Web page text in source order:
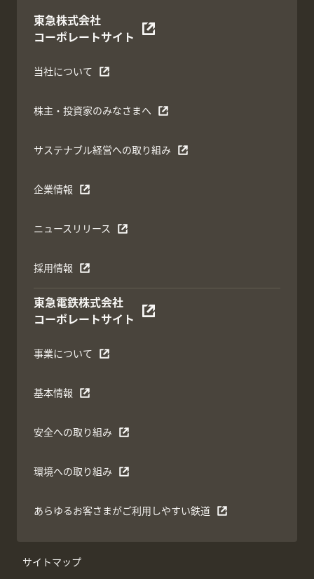
東急株式会社
コーポレートサイト
当社について
株主・投資家のみなさまへ
サステナブル経営への取り組み
企業情報
ニュースリリース
採用情報
東急電鉄株式会社
コーポレートサイト
事業について
基本情報
安全への取り組み
環境への取り組み
あらゆるお客さまがご利用しやすい鉄道
サイトマップ